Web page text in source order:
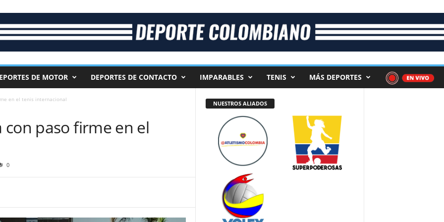
DE MOTOR DEPORTES DE CONTACTO IMPARABLES TENIS MÁS DEPORTES
en el tenis internacional
paso firme en el
0
NUESTROS ALIADOS